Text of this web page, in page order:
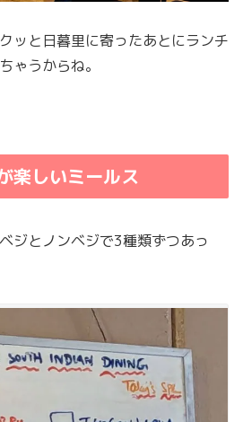
ッと日暮里に寄ったあとにランチ
ゃうからね。
楽しいミールス
ジとノンベジで3種類ずつあっ